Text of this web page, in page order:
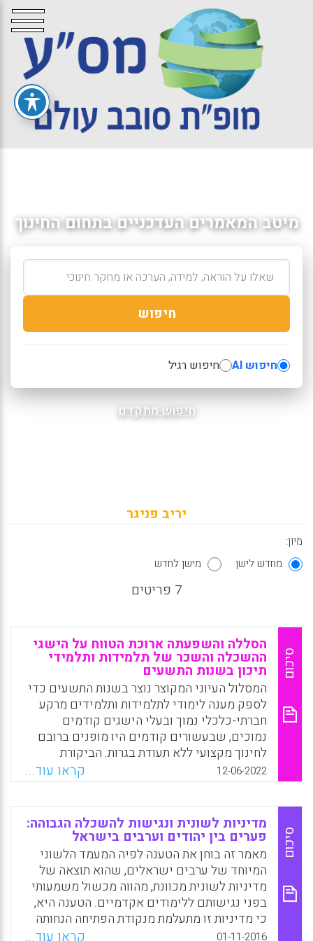
מיטב המאמרים העדכניים בתחום החינוך
חיפוש
חיפוש AI חיפוש רגיל
חיפוש מתקדם
יריב פניגר
מיון:
מחדש לישן
מישן לחדש
7 פריטים
סיכום
הסללה והשפעתה ארוכת הטווח על הישגי
ההשכלה והשכר של תלמידות ותלמידי
תיכון בשנות התשעים
המסלול העיוני המקוצר נוצר בשנות התשעים כדי
לספק מענה לימודי לתלמידות ותלמידים מרקע
חברתי-כלכלי נמוך ובעלי הישגים קודמים
נמוכים, שבעשורים קודמים היו מופנים ברובם
לחינוך מקצועי ללא תעודת בגרות. הביקורת
המתמשכת כלפי סוג זה של הסללה הייתה
מהגורמים העיקריים ליצירת המסלול הזה. ואולם
מחקר זה מראה שהצלחת המהלך הייתה מוגבלת
מאוד. אמנם מסלול זה העלה את שיעורי הזכאות
לתעודת בגרות, אולם סיכוייהם של בוגריו לרכוש
השכלה אקדמית נותרו נמוכים מאוד, ולנוכח
הקשר המשמעותי בין השכלה אקדמית לשכר גם
הכנסתם הממוצעת נמוכה יחסית בשל כך.
WhatsApp
Facebook
Email
X
12-06-2022 קראו עוד...
סיכום
מדיניות לשונית ונגישות להשכלה הגבוהה:
פערים בין יהודים וערבים בישראל
מאמר זה בוחן את הטענה לפיה המעמד הלשוני
המיוחד של ערבים ישראלים, שהוא תוצאה של
מדיניות לשונית מכוונת, מהווה מכשול משמעותי
בפני נגישותם ללימודים אקדמיים. הטענה היא,
כי מדיניות זו מתעלמת מנקודת הפתיחה הנחותה
של אוכלוסייה זו ומהקשיים שבתי הספר
01-11-2016 קראו עוד...